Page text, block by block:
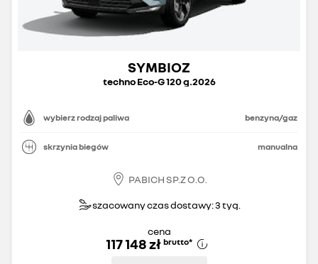
SYMBIOZ
techno Eco-G 120 g.2026
wybierz rodzaj paliwa benzyna/gaz
skrzynia biegów manualna
PABICH SP.Z O.O.
szacowany czas dostawy: 3 tyg.
cena
117 148 zł brutto*